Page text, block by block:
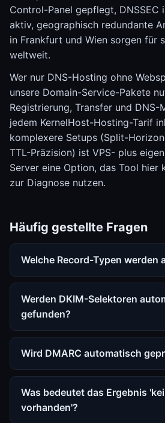
Control-Panel gepflegt, DNSSEC
aktiv, geographisch redundante
in Frankfurt und Wien sorgen für
weltweit.
Wer nur DNS-Hosting ohne
unsere Domain-Service-Pakete
Registrierung, Transfer und DNS-
jedem KernelHost-Hosting-Tarif
komplexere Setups (Split-
TTL-Präzision) ist VPS- plus
Server eine Option, das Tool hier
zur Diagnose nutzen.
Häufig gestellte Fragen
Welche Record-Typen werden
Werden DKIM-Selektoren
gefunden?
Wird DMARC automatisch
Was bedeutet das Ergebnis
vorhanden'?